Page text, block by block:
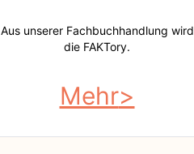
Aus unserer Fachbuchhandlung wird
die FAKTory.
Mehr